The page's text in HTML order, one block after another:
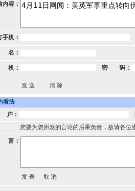
内容：
手机：
名：
机： 密 码：
看法
：
您要为您所发的言论的后果负责，故请各位
言：